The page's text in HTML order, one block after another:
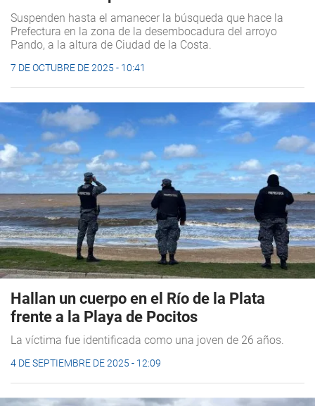
Suspenden hasta el amanecer la búsqueda que hace la
Prefectura en la zona de la desembocadura del arroyo
Pando, a la altura de Ciudad de la Costa.
7 DE OCTUBRE DE 2025 - 10:41
Hallan un cuerpo en el Río de la Plata
frente a la Playa de Pocitos
La víctima fue identificada como una joven de 26 años.
4 DE SEPTIEMBRE DE 2025 - 12:09